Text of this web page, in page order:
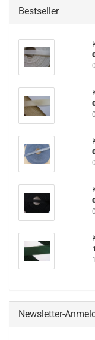
Bestseller
Newsletter-